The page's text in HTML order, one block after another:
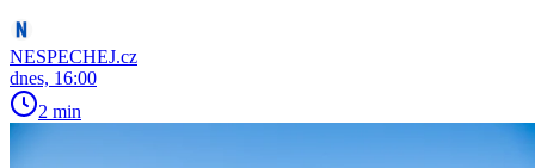
NESPECHEJ.cz
dnes, 16:00
2 min